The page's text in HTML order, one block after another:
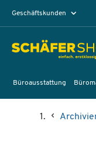
Geschäftskunden
Büroausstattung